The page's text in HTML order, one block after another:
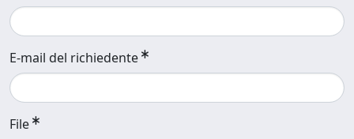
E-mail del richiedente
File